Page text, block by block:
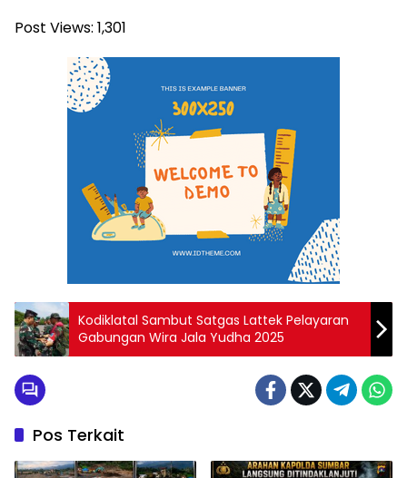
Post Views: 1,301
Kodiklatal Sambut Satgas Lattek Pelayaran
Gabungan Wira Jala Yudha 2025
Pos Terkait